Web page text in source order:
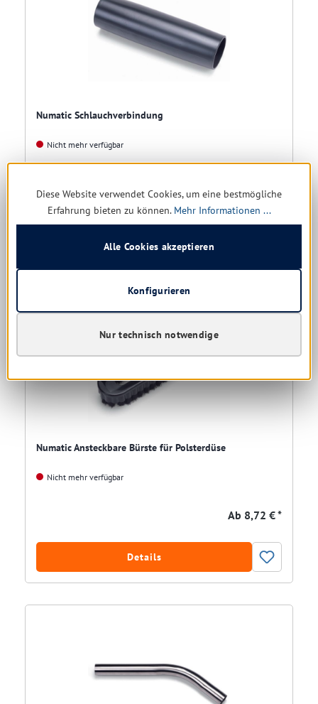
Numatic Schlauchverbindung
Nicht mehr verfügbar
9,75 € (10.56% gespart)
Numatic Ansteckbare Bürste für Polsterdüse
Nicht mehr verfügbar
Ab 8,72 € *
Details
Diese Website verwendet Cookies, um eine bestmögliche
Erfahrung bieten zu können. Mehr Informationen ...
Nur technisch notwendige
Konfigurieren
Alle Cookies akzeptieren